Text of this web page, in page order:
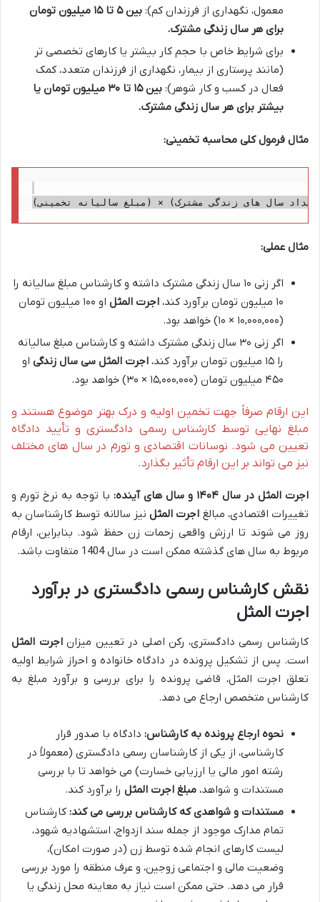
معمول، نگهداری از فرزندان کم):
بین ۵ تا ۱۵ میلیون تومان
برای هر سال زندگی مشترک.
برای شرایط خاص با حجم کار بیشتر یا کارهای تخصصی تر
(مانند پرستاری از بیمار، نگهداری از فرزندان متعدد، کمک
فعال در کسب و کار شوهر):
بین ۱۵ تا ۳۰ میلیون تومان یا
بیشتر برای هر سال زندگی مشترک.
مثال فرمول کلی محاسبه تخمینی:
مثال عملی:
اگر زنی ۱۰ سال زندگی مشترک داشته و کارشناس مبلغ سالیانه را
۱۰ میلیون تومان برآورد کند،
اجرت المثل
او ۱۰۰ میلیون تومان
(۱۰,۰۰۰,۰۰۰ × ۱۰) خواهد بود.
اگر زنی ۳۰ سال زندگی مشترک داشته و کارشناس مبلغ سالیانه
را ۱۵ میلیون تومان برآورد کند،
اجرت المثل سی سال زندگی او
۴۵۰ میلیون تومان (۱۵,۰۰۰,۰۰۰ × ۳۰) خواهد بود.
این ارقام صرفاً جهت تخمین اولیه و درک بهتر موضوع هستند و
مبلغ نهایی توسط کارشناس رسمی دادگستری و تأیید دادگاه
تعیین می شود. نوسانات اقتصادی و تورم در سال های مختلف
نیز می تواند بر این ارقام تأثیر بگذارد.
اجرت المثل در سال ۱۴۰۴ و سال های آینده:
با توجه به نرخ تورم و
تغییرات اقتصادی، مبالغ اجرت المثلنیز سالانه توسط کارشناسان به
روز می شوند تا ارزش واقعی زحمات زن حفظ شود. بنابراین، ارقام
مربوط به سال های گذشته ممکن است در سال 1404 متفاوت باشد.
نقش کارشناس رسمی دادگستری در برآورد
اجرت المثل
کارشناس رسمی دادگستری، رکن اصلی در تعیین میزاناجرت المثل
است. پس از تشکیل پرونده در دادگاه خانواده و احراز شرایط اولیه
تعلق اجرت المثل، قاضی پرونده را برای بررسی و برآورد مبلغ به
کارشناس متخصص ارجاع می دهد.
نحوه ارجاع پرونده به کارشناس: دادگاه با صدور قرار
کارشناسی، از یکی از کارشناسان رسمی دادگستری (معمولاً در
رشته امور مالی یا ارزیابی خسارت) می خواهد تا با بررسی
مستندات و شواهد، مبلغ اجرت المثل را برآورد کند.
مستندات و شواهدی که کارشناس بررسی می کند: کارشناس
تمام مدارک موجود از جمله سند ازدواج، استشهادیه شهود،
لیست کارهای انجام شده توسط زن (در صورت امکان)،
وضعیت مالی و اجتماعی زوجین، و عرف منطقه را مورد بررسی
قرار می دهد. حتی ممکن است نیاز به معاینه محل زندگی یا